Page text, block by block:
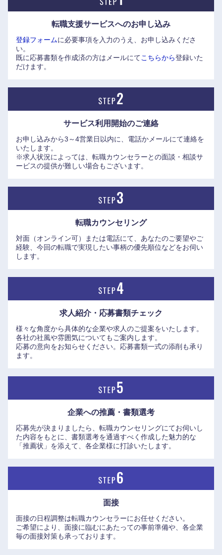
network.co.jp/interview_kigyo/panasonicenergy.html
■パナソニック株式会社
採用センター 所長：行岡 正恭 氏
https://www.elite-network.co.jp/interview_kigyo/96.html
転職支援サービスへのお申し込み
登録フォームに必要事項を入力のうえ、お申し込みくださ
い。
既に応募書類を作成済の方はメールにてこちらから登録いた
だけます。
サービス利用開始のご連絡
お申し込みから3～4営業日以内に、電話かメールにて連絡を
いたします。
※求人状況によっては、転職カウンセラーとの面談・相談サ
ービスの提供が難しい場合もございます。
転職カウンセリング
対面（オンライン可）または電話にて、あなたのご要望やご
経験、今回の転職で実現したい事柄の優先順位などをお伺い
します。
求人紹介・応募書類チェック
様々な角度から具体的な企業や求人のご提案をいたします。
各社の社風や雰囲気についてもご案内します。
応募の意向をお知らせください。応募書類一式の添削も承り
ます。
企業への推薦・書類選考
応募先が決まりましたら、転職カウンセリングにてお伺いし
た内容をもとに、書類選考を通過すべく作成した魅力的な
「推薦状」を添えて、各企業様に打診いたします。
面接
面接の日程調整は転職カウンセラーにお任せください。
ご希望により、面接に臨むにあたっての事前準備や、各企業
毎の面接対策も承っております。
九州・沖縄
福岡県 佐賀県
鹿児島県 沖縄県